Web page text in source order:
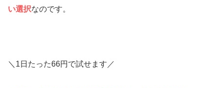
い選択なのです。
＼1日たった66円で試せます／